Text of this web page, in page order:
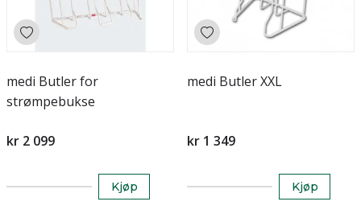
medi Butler for
strømpebukse
kr 2 099
Kjøp
medi Butler XXL
kr 1 349
Kjøp